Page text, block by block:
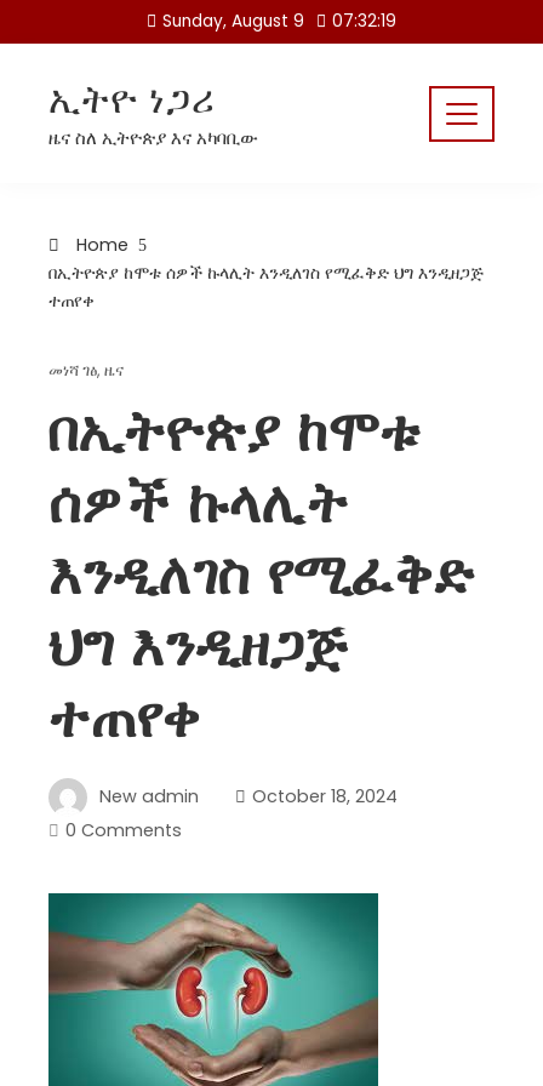
to
Sunday, August 9 07:32:19
ኢትዮ ነጋሪ
ዜና ስለ ኢትዮጵያ እና አካባቢው
Home
በኢትዮጵያ ከሞቱ ሰዎች ኩላሊት እንዲለገስ የሚፈቅድ ህግ እንዲዘጋጅ
ተጠየቀ
መነሻ ገፅ, ዜና
በኢትዮጵያ ከሞቱ
ሰዎች ኩላሊት
እንዲለገስ የሚፈቅድ
ህግ እንዲዘጋጅ
ተጠየቀ
New admin
October 18, 2024
0 Comments